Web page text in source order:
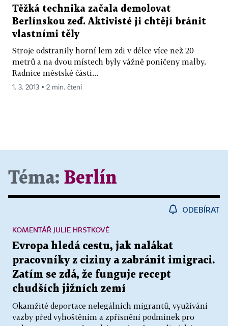
Těžká technika začala demolovat
Berlínskou zeď. Aktivisté ji chtějí bránit
vlastními těly
Stroje odstranily horní lem zdi v délce více než 20
metrů a na dvou místech byly vážně poničeny malby.
Radnice městské části...
1. 3. 2013 ▪ 2 min. čtení
Téma: Berlín
ODEBÍRAT
Evropa hledá cestu, jak nalákat
pracovníky z ciziny a zabránit imigraci.
Zatím se zdá, že funguje recept
chudších jižních zemí
Okamžité deportace nelegálních migrantů, využívání
vazby před vyhoštěním a zpřísnění podmínek pro
KOMENTÁŘ JULIE HRSTKOVÉ